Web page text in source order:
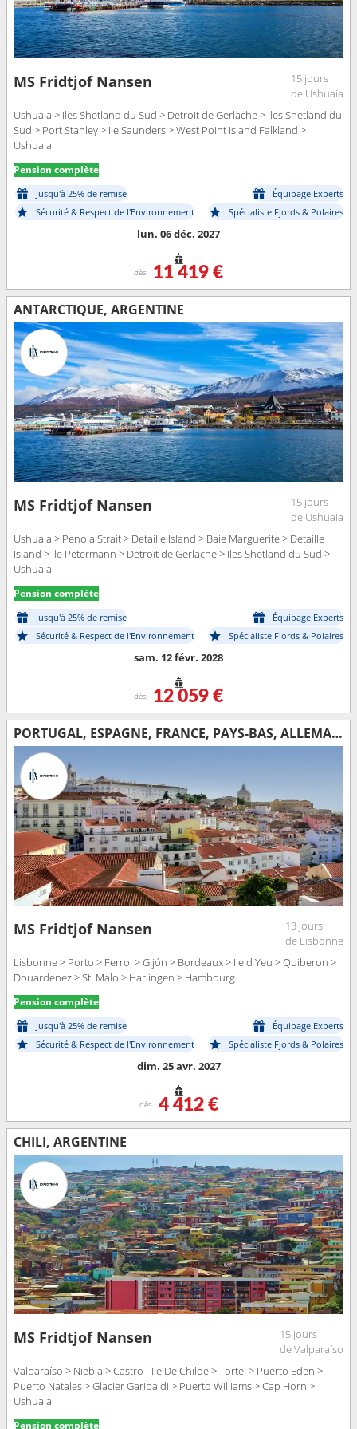
MS Fridtjof Nansen
15 jours
de Ushuaia
Ushuaia > Iles Shetland du Sud > Detroit de Gerlache > Iles Shetland du
Sud > Port Stanley > Ile Saunders > West Point Island Falkland >
Ushuaia
Pension complète
Jusqu'à 25% de remise
Équipage Experts
Sécurité & Respect de l'Environnement
Spécialiste Fjords & Polaires
lun. 06 déc. 2027
dès 11 419 €
ANTARCTIQUE, ARGENTINE
MS Fridtjof Nansen
15 jours
de Ushuaia
Ushuaia > Penola Strait > Detaille Island > Baie Marguerite > Detaille
Island > Ile Petermann > Detroit de Gerlache > Iles Shetland du Sud >
Ushuaia
Pension complète
Jusqu'à 25% de remise
Équipage Experts
Sécurité & Respect de l'Environnement
Spécialiste Fjords & Polaires
sam. 12 févr. 2028
dès 12 059 €
PORTUGAL, ESPAGNE, FRANCE, PAYS-BAS, ALLEMAGNE
MS Fridtjof Nansen
13 jours
de Lisbonne
Lisbonne > Porto > Ferrol > Gijón > Bordeaux > Ile d Yeu > Quiberon >
Douardenez > St. Malo > Harlingen > Hambourg
Pension complète
Jusqu'à 25% de remise
Équipage Experts
Sécurité & Respect de l'Environnement
Spécialiste Fjords & Polaires
dim. 25 avr. 2027
dès 4 412 €
CHILI, ARGENTINE
MS Fridtjof Nansen
15 jours
de Valparaíso
Valparaíso > Niebla > Castro - Ile De Chiloe > Tortel > Puerto Eden >
Puerto Natales > Glacier Garibaldi > Puerto Williams > Cap Horn >
Ushuaia
Pension complète